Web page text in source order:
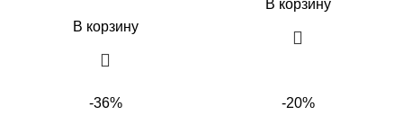
В корзину
В корзину
-36% -20%